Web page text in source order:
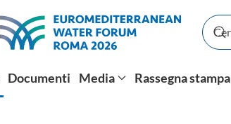
Documenti Media Rassegna stampa